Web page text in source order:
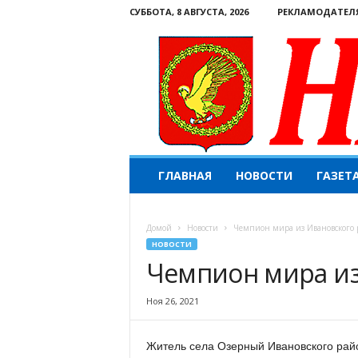
СУББОТА, 8 АВГУСТА, 2026
ш
ГЛАВНАЯ НОВОСТИ
Домой Новости Чемпион мира из Ивановского
НОВОСТИ
Чемпион мира
Ноя 26, 2021
Житель села Озерный Ивановского